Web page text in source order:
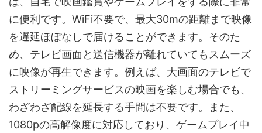
に便利です。WiFi不要で、最大30mの距離まで映像
を遅延ほぼなしで届けることができます。そのた
め、テレビ画面と送信機器が離れていてもスムーズ
に映像が再生できます。例えば、大画面のテレビで
ストリーミングサービスの映画を楽しむ場合でも、
わざわざ配線を延長する手間は不要です。また、
1080pの高解像度に対応しており、ゲームプレイ中